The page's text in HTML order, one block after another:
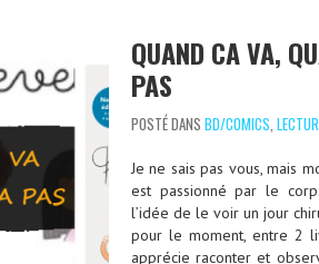
QUAND CA VA,
PAS
POSTÉ DANS BD/COMICS,
Je ne sais pas vous, mais
est passionné par le
l’idée de le voir un jour
pour le moment, entre 2
apprécie raconter et